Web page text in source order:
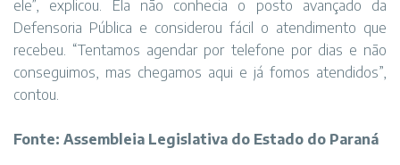
ele”, explicou. Ela não conhecia o posto avançado da
Defensoria Pública e considerou fácil o atendimento que
recebeu. “Tentamos agendar por telefone por dias e não
conseguimos, mas chegamos aqui e já fomos atendidos”,
contou.
Fonte: Assembleia Legislativa do Estado do Paraná